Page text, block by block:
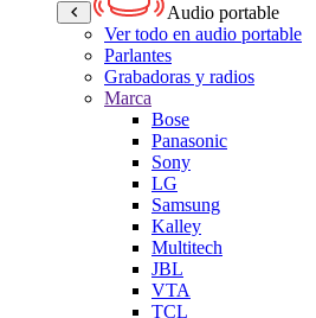
Audio portable
Ver todo en audio portable
Parlantes
Grabadoras y radios
Marca
Bose
Panasonic
Sony
LG
Samsung
Kalley
Multitech
JBL
VTA
TCL